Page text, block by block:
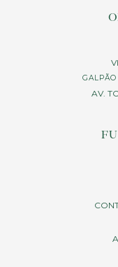
AV.